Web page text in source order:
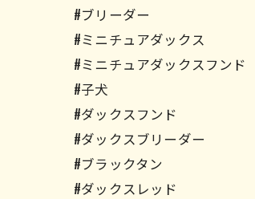
#ブリーダー
#ミニチュアダックス
#ミニチュアダックスフンド
#子犬
#ダックスフンド
#ダックスブリーダー
#ブラックタン
#ダックスレッド